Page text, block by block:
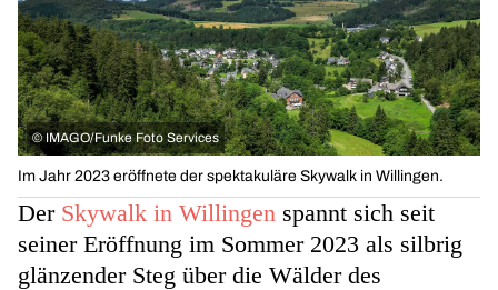
© IMAGO/Funke Foto Services
Im Jahr 2023 eröffnete der spektakuläre Skywalk in Willingen.
Der Skywalk in Willingen spannt sich seit
seiner Eröffnung im Sommer 2023 als silbrig
glänzender Steg über die Wälder des